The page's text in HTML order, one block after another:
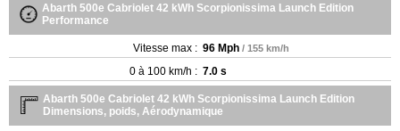
Abarth 500e Cabriolet 42 kWh Scorpionissima Launch Edition
Performance
Vitesse max : 96 Mph / 155 km/h
0 à 100 km/h : 7.0 s
Abarth 500e Cabriolet 42 kWh Scorpionissima Launch Edition
Dimensions, poids, Aérodynamique